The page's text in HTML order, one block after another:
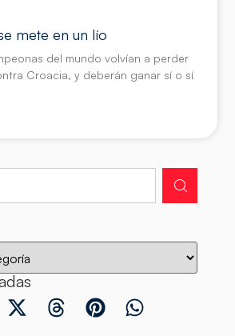
mete en un lío
del mundo volvían a perder
Croacia, y deberán ganar sí o sí